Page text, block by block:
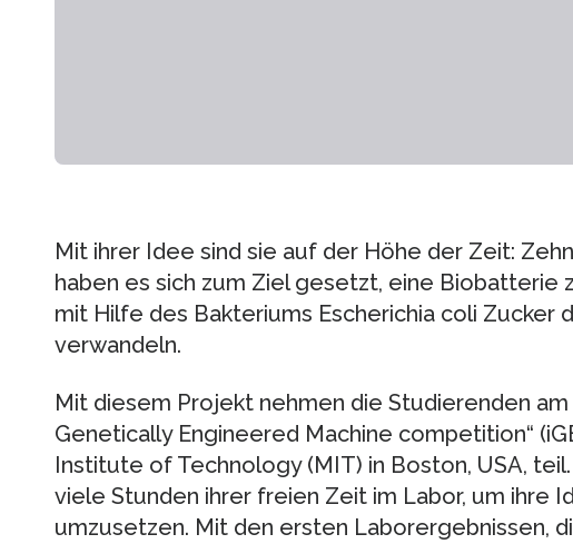
Mit ihrer Idee sind sie auf der Höhe der Zeit:
haben es sich zum Ziel gesetzt, eine Biobatterie
mit Hilfe des Bakteriums Escherichia coli Zucker
verwandeln.
Mit diesem Projekt nehmen die Studierenden
Genetically Engineered Machine competition“
Institute of Technology (MIT) in Boston, USA,
viele Stunden ihrer freien Zeit im Labor, um ihre
umzusetzen. Mit den ersten Laborergebnissen,